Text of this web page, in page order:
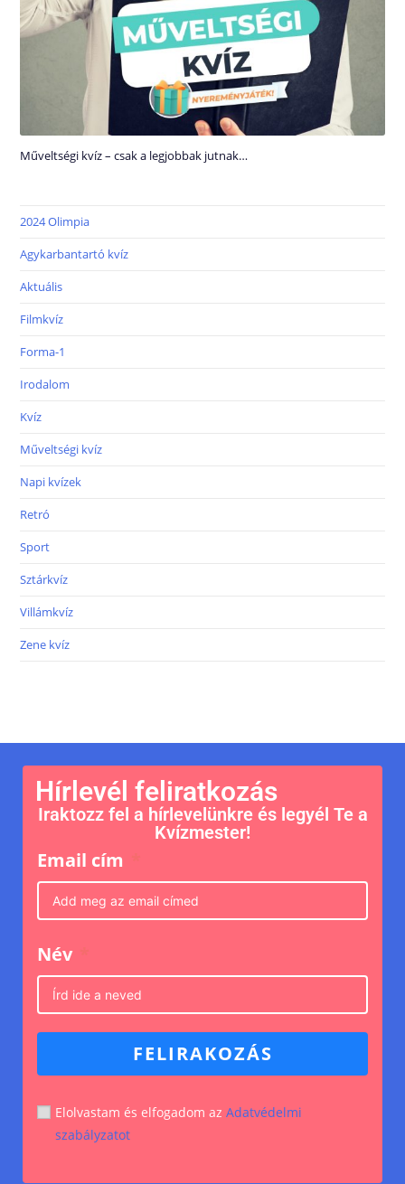
Műveltségi kvíz – csak a legjobbak jutnak…
2024 Olimpia
Agykarbantartó kvíz
Aktuális
Filmkvíz
Forma-1
Irodalom
Kvíz
Műveltségi kvíz
Napi kvízek
Retró
Sport
Sztárkvíz
Villámkvíz
Zene kvíz
Hírlevél feliratkozás
Iraktozz fel a hírlevelünkre és legyél Te a
Kvízmester!
Email cím
Név
FELIRAKOZÁS
Elolvastam és elfogadom az Adatvédelmi
szabályzatot